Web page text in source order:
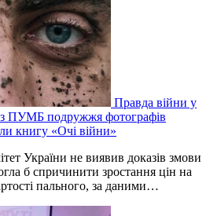
Правда війни у
з ПУМБ подружжя фотографів
книгу «Очі війни»
України не виявив доказів змови
б спричинити зростання цін на
пального, за даними…